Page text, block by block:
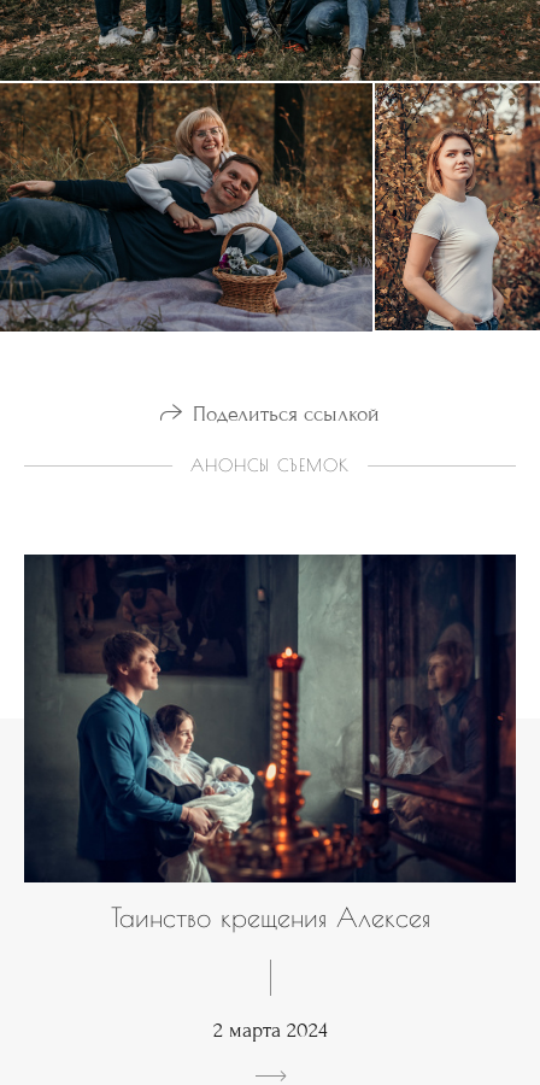
Поделиться ссылкой
АНОНСЫ СЪЕМОК
Таинство крещения Алексея
2 марта 2024